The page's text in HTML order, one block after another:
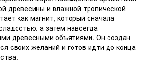
древесины и влажной тропической
как магнит, который сначала
а затем навсегда
древесными объятиями. Он создан
своих желаний и готов идти до конца